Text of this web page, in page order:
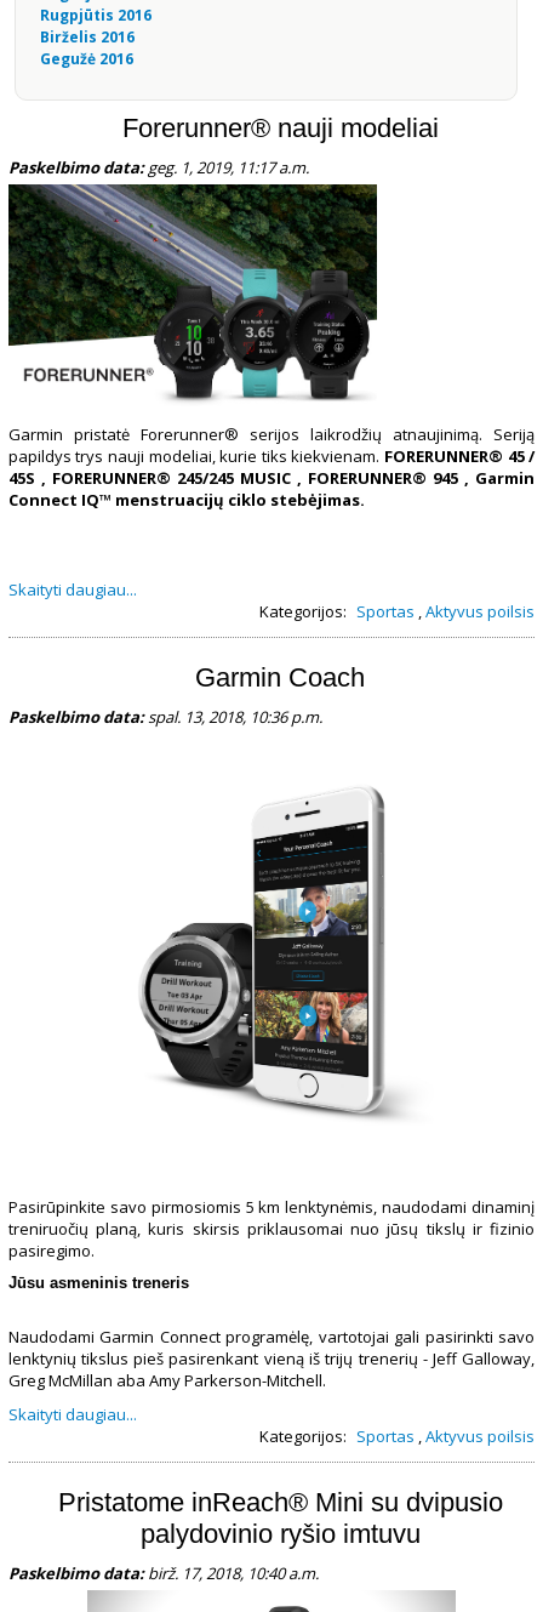
Rugpjūtis 2016
Birželis 2016
Gegužė 2016
Forerunner® nauji modeliai
Paskelbimo data:geg. 1, 2019, 11:17 a.m.
Garmin pristatė Forerunner® serijos laikrodžių atnaujinimą. Seriją
papildys trys nauji modeliai, kurie tiks kiekvienam. FORERUNNER® 45 /
45S , FORERUNNER® 245/245 MUSIC , FORERUNNER® 945 , Garmin
Connect IQ™ menstruacijų ciklo stebėjimas.
Skaityti daugiau...
Kategorijos: Sportas ,Aktyvus poilsis
Garmin Coach
Paskelbimo data:spal. 13, 2018, 10:36 p.m.
Pasirūpinkite savo pirmosiomis 5 km lenktynėmis, naudodami dinaminį
treniruočių planą, kuris skirsis priklausomai nuo jūsų tikslų ir fizinio
pasiregimo.
Jūsu asmeninis treneris
Naudodami Garmin Connect programėlę, vartotojai gali pasirinkti savo
lenktynių tikslus pieš pasirenkant vieną iš trijų trenerių - Jeff Galloway,
Greg McMillan aba Amy Parkerson-Mitchell.
Skaityti daugiau...
Kategorijos: Sportas ,Aktyvus poilsis
Pristatome inReach® Mini su dvipusio
palydovinio ryšio imtuvu
Paskelbimo data:birž. 17, 2018, 10:40 a.m.